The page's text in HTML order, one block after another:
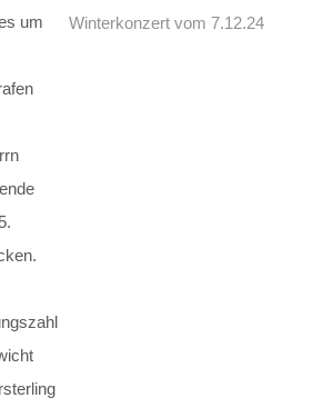
um
Winterkonzert vom 7.12.24